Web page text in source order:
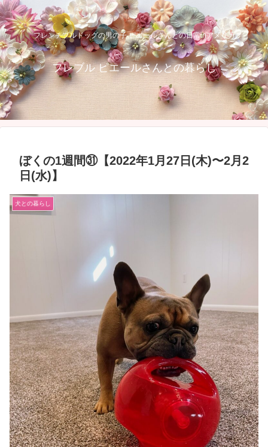
フレンチブルドッグの男の子 ピエールさんとの日常inアメリカ
フレブル ピエールさんとの暮らし
ぼくの1週間㉛【2022年1月27日(木)〜2月2
日(水)】
犬との暮らし